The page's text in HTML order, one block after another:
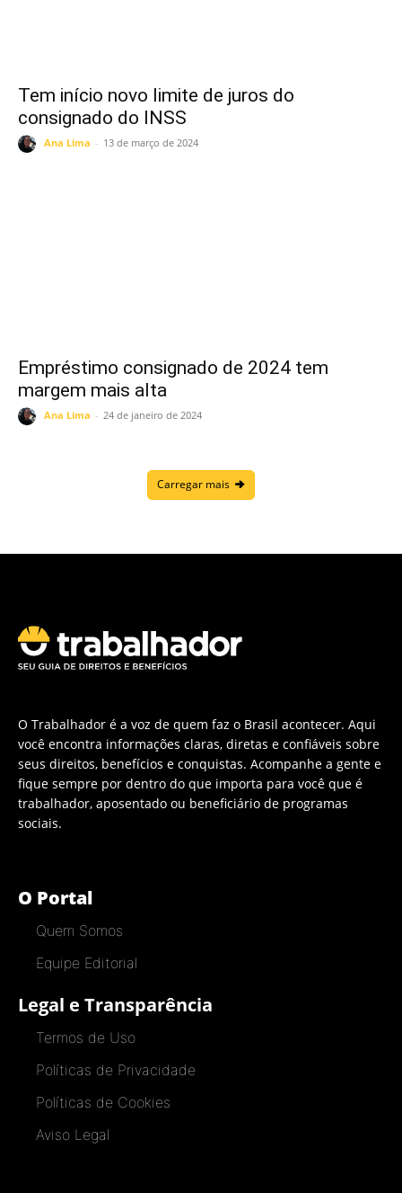
Tem início novo limite de juros do
consignado do INSS
Ana Lima - 13 de março de 2024
Empréstimo consignado de 2024 tem
margem mais alta
Ana Lima - 24 de janeiro de 2024
Carregar mais
O Trabalhador é a voz de quem faz o Brasil acontecer. Aqui
você encontra informações claras, diretas e confiáveis sobre
seus direitos, benefícios e conquistas. Acompanhe a gente e
fique sempre por dentro do que importa para você que é
trabalhador, aposentado ou beneficiário de programas
sociais.
O Portal
Quem Somos
Equipe Editorial
Legal e Transparência
Termos de Uso
Políticas de Privacidade
Políticas de Cookies
Aviso Legal